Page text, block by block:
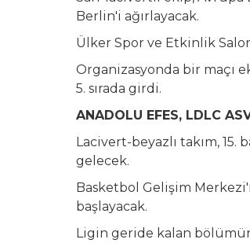
Berlin'i ağırlayacak.
Ülker Spor ve Etkinlik
Organizasyonda bir maçı
5. sırada girdi.
ANADOLU EFES, LDLC
Lacivert-beyazlı takım, 15.
gelecek.
Basketbol Gelişim
başlayacak.
Ligin geride kalan